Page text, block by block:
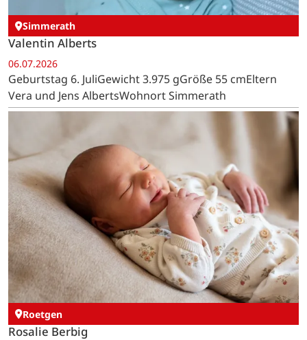
Simmerath
Valentin Alberts
06.07.2026
Geburtstag 6. JuliGewicht 3.975 gGröße 55 cmEltern
Vera und Jens AlbertsWohnort Simmerath
Roetgen
Rosalie Berbig